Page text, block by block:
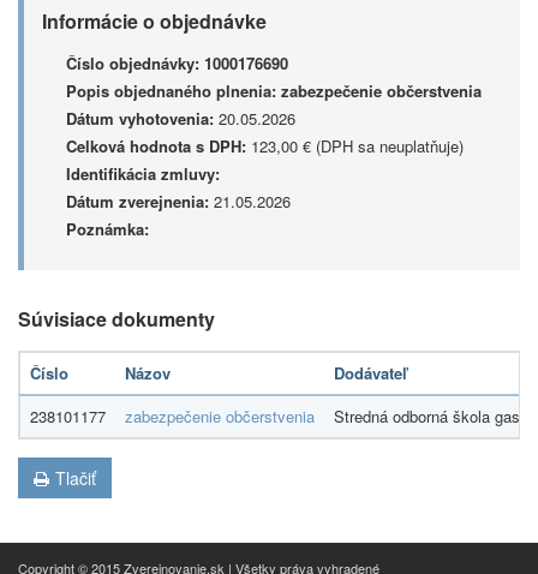
Informácie o objednávke
Číslo objednávky: 1000176690
Popis objednaného plnenia: zabezpečenie občerstvenia
Dátum vyhotovenia: 20.05.2026
Celková hodnota s DPH: 123,00 € (DPH sa neuplatňuje)
Identifikácia zmluvy:
Dátum zverejnenia: 21.05.2026
Poznámka:
Súvisiace dokumenty
Číslo Názov
Dodávateľ
238101177
zabezpečenie občerstvenia Stredná odborná škola
Tlačiť
Copyright © 2015 Zverejnovanie.sk | Všetky práva vyhradené